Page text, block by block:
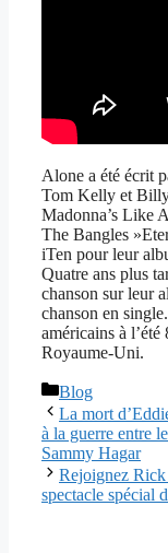
Alone a été écrit
Tom Kelly et
Madonna’s Like
The Bangles
iTen pour leur
Quatre ans plus
chanson sur leur
chanson en
américains à
Royaume-Uni.
Catégories
Blog
La mort
à la guerre entre
Sammy Hagar
Rejoignez Rick
spectacle spécial